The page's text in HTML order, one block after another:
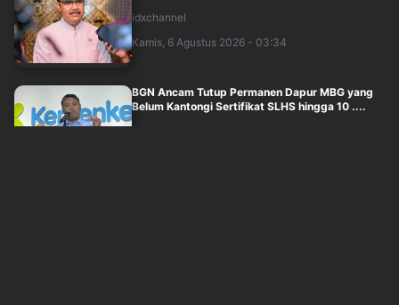
idxchannel
Kamis, 6 Agustus 2026 - 03:34
BGN Ancam Tutup Permanen Dapur MBG yang
Belum Kantongi Sertifikat SLHS hingga 10 ....
inews